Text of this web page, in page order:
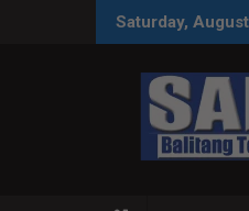
Saturday,
SA WPS O MAGBITIW
SA KONGRESO NA